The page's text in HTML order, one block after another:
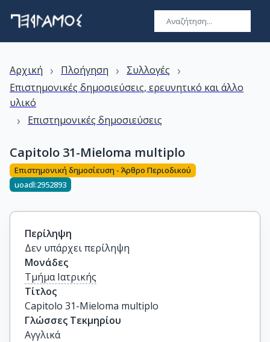
Αρχική › Πλοήγηση › Συλλογές ›
Επιστημονικές δημοσιεύσεις, ερευνητικό και άλλο
υλικό
› Επιστημονικές δημοσιεύσεις
Capitolo 31-Mieloma multiplo
Επιστημονική δημοσίευση - Άρθρο Περιοδικού
uoadl:2952893
Περίληψη
Δεν υπάρχει περίληψη
Μονάδες
Τμήμα Ιατρικής
Τίτλος
Capitolo 31-Mieloma multiplo
Γλώσσες Τεκμηρίου
Αγγλικά